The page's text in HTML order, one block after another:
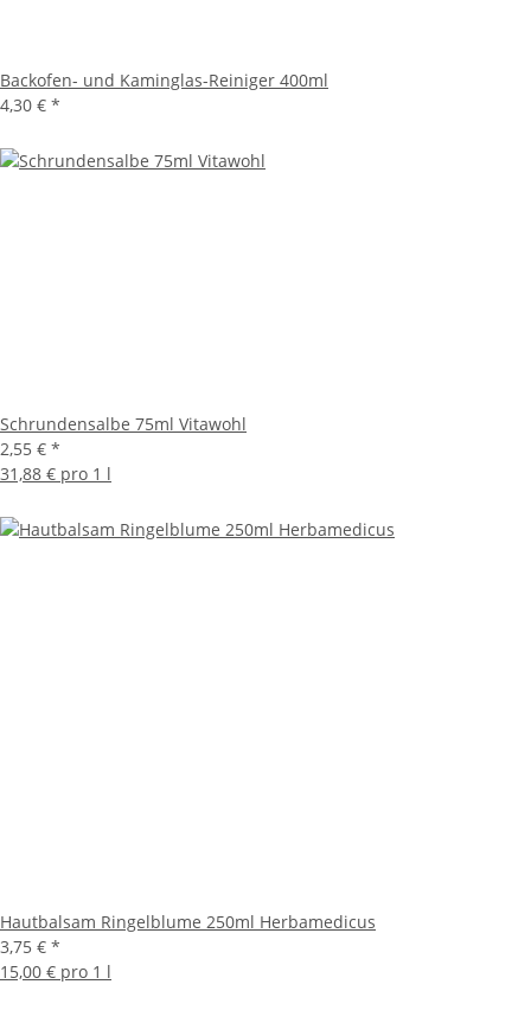
Backofen- und Kaminglas-Reiniger 400ml
4,30 € *
Schrundensalbe 75ml Vitawohl
2,55 € *
31,88 € pro 1 l
Hautbalsam Ringelblume 250ml Herbamedicus
3,75 € *
15,00 € pro 1 l